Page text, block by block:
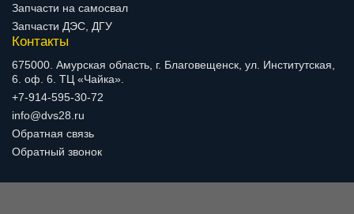
Запчасти на самосвал
Запчасти ДЭС, ДГУ
Контакты
675000. Амурская область, г. Благовещенск, ул. Институтская,
6. оф. 6. ТЦ «Чайка».
+7-914-595-30-72
info@dvs28.ru
Обратная связь
Обратный звонок